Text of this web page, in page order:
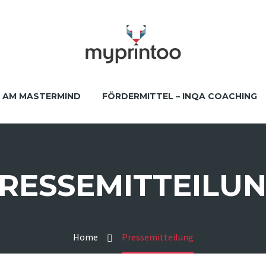
AM MASTERMIND FÖRDERMITTEL – INQA COACHING
Home Pressemitteilung